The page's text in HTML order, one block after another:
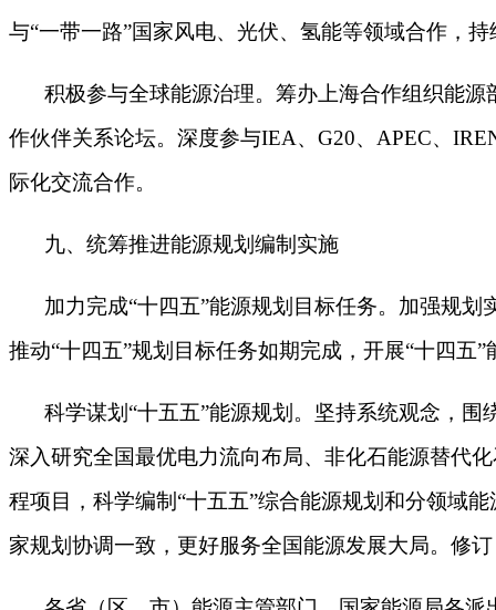
与“一带一路”国家风电、光伏、氢能等领域合作，
积极参与全球能源治理。筹办上海合作组织能源
作伙伴关系论坛。深度参与IEA、G20、APEC、
际化交流合作。
九、统筹推进能源规划编制实施
加力完成“十四五”能源规划目标任务。加强规
推动“十四五”规划目标任务如期完成，开展“十四五
科学谋划 “十五五”能源规划。坚持系统观念，
深入研究全国最优电力流向布局、非化石能源替代
程项目，科学编制“十五五”综合能源规划和分领域
家规划协调一致，更好服务全国能源发展大局。修